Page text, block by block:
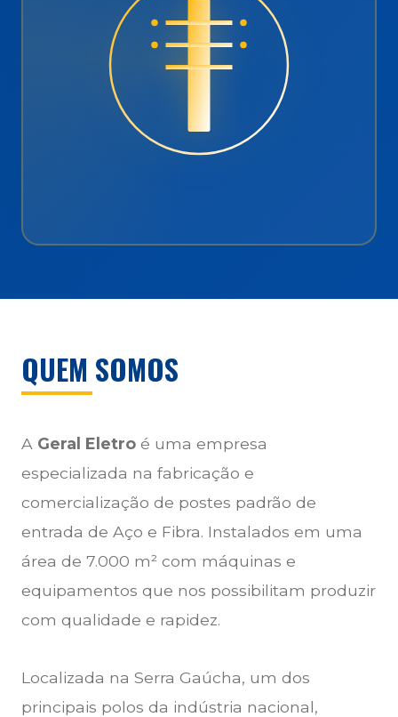
QUEM SOMOS
A Geral Eletro é uma empresa
especializada na fabricação e
comercialização de postes padrão de
entrada de Aço e Fibra. Instalados em uma
área de 7.000 m² com máquinas e
equipamentos que nos possibilitam produzir
com qualidade e rapidez.
Localizada na Serra Gaúcha, um dos
principais polos da indústria nacional,